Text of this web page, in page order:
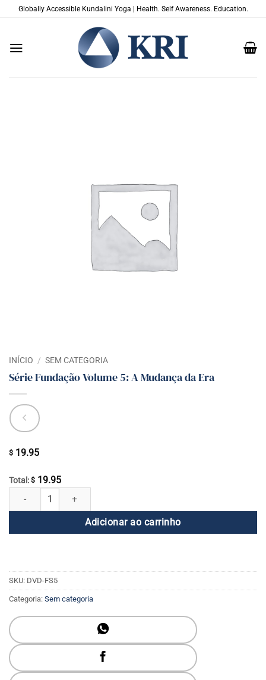
Globally Accessible Kundalini Yoga | Health. Self Awareness. Education.
INÍCIO / SEM CATEGORIA
Série Fundação Volume 5: A Mudança da Era
$ 19.95
Total: $ 19.95
Série Fundação Volume 5: A Mudança da Era quantidade
Adicionar ao carrinho
SKU: DVD-FS5
Categoria: Sem categoria